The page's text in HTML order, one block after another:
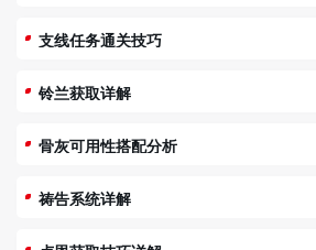
支线任务通关技巧
铃兰获取详解
骨灰可用性搭配分析
祷告系统详解